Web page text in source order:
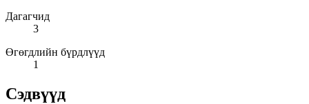
Дагагчид
3
Өгөгдлийн бүрдлүүд
1
Сэдвүүд